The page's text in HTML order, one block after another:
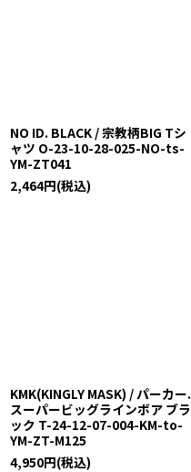
NO ID. BLACK / 宗教柄BIG Tシ
ャツ O-23-10-28-025-NO-ts-
YM-ZT041
2,464円(税込)
KMK(KINGLY MASK) / パーカー.
スーパービッグラインボア ブラ
ック T-24-12-07-004-KM-to-
YM-ZT-M125
4,950円(税込)